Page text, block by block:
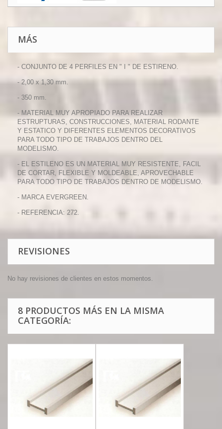
MÁS
- CONJUNTO DE 4 PERFILES EN " I " DE ESTIRENO.
- 2,00 x 1,30 mm.
- 350 mm.
- MATERIAL MUY APROPIADO PARA REALIZAR
ESTRUPTURAS, CONSTRUCCIONES, MATERIAL RODANTE
Y ESTATICO Y DIFERENTES ELEMENTOS DECORATIVOS
PARA TODO TIPO DE TRABAJOS DENTRO DEL
MODELISMO.
- EL ESTILENO ES UN MATERIAL MUY RESISTENTE, FACIL
DE CORTAR, FLEXIBLE Y MOLDEABLE, APROVECHABLE
PARA TODO TIPO DE TRABAJOS DENTRO DE MODELISMO.
- MARCA EVERGREEN.
- REFERENCIA: 272.
REVISIONES
No hay revisiones de clientes en estos momentos.
8 PRODUCTOS MÁS EN LA MISMA
CATEGORÍA: